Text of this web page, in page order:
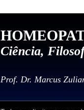
Ciência,
Prof. Dr. Marcus